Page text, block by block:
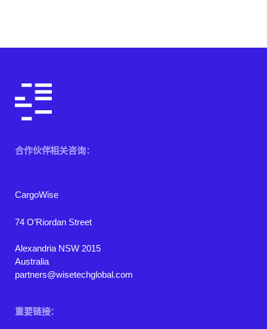
合作伙伴相关咨询：
‎CargoWise
74 O’Riordan Street
Alexandria NSW 2015
Australia
partners@wisetechglobal.com
重要链接：